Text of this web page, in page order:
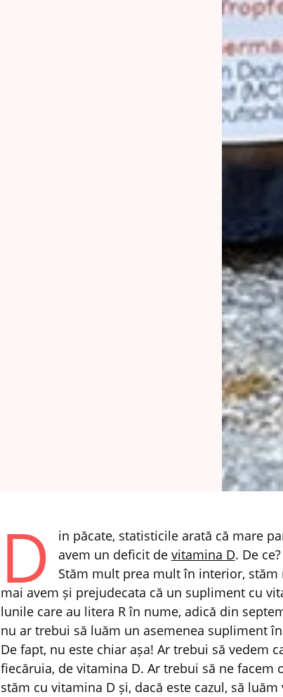
D
in păcate, statisticile arată că mare
avem un deficit de vitamina D. De
Stăm mult prea mult în interior,
mai avem și prejudecata că un supliment cu
lunile care au litera R în nume, adică din
nu ar trebui să luăm un asemenea supliment
De fapt, nu este chiar așa! Ar trebui să vedem
fiecăruia, de vitamina D. Ar trebui să ne facem
stăm cu vitamina D și, dacă este cazul, să